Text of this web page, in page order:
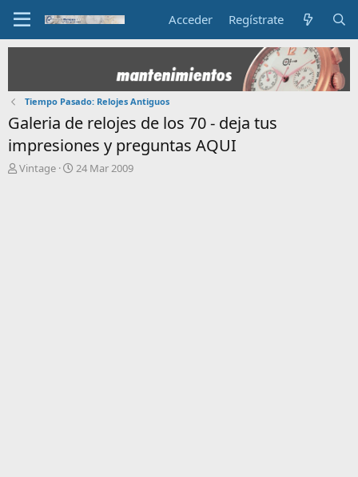
Acceder Regístrate
Tiempo Pasado: Relojes Antiguos
Galeria de relojes de los 70 - deja tus
impresiones y preguntas AQUI
IVintage
F
24 Mar 2009